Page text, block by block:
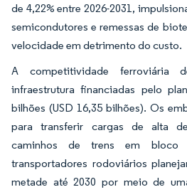
de 4,22% entre 2026-2031,
semicondutores e remessas de
velocidade em detrimento do custo.
A competitividade ferroviária
infraestrutura financiadas pelo
bilhões (USD 16,35 bilhões). Os
para transferir cargas de alta
caminhos de trens em bloco
transportadores rodoviários
metade até 2030 por meio de